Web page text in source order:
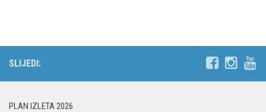
SLIJEDI:
PLAN IZLETA 2026